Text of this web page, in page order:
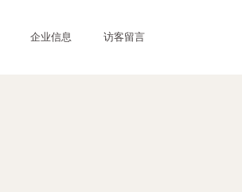
企业信息 访客留言